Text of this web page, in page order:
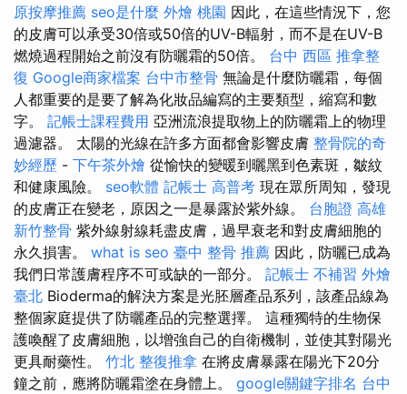
原按摩推薦 seo是什麼 外燴 桃園 因此，在這些情況下，您
的皮膚可以承受30倍或50倍的UV-B輻射，而不是在UV-B
燃燒過程開始之前沒有防曬霜的50倍。 台中 西區 推拿整
復 Google商家檔案 台中市整骨 無論是什麼防曬霜，每個
人都重要的是要了解為化妝品編寫的主要類型，縮寫和數
字。 記帳士課程費用 亞洲流浪提取物上的防曬霜上的物理
過濾器。 太陽的光線在許多方面都會影響皮膚 整骨院的奇
妙經歷 - 下午茶外燴 從愉快的變暖到曬黑到色素斑，皺紋
和健康風險。 seo軟體 記帳士 高普考 現在眾所周知，發現
的皮膚正在變老，原因之一是暴露於紫外線。 台胞證 高雄
新竹整骨 紫外線射線耗盡皮膚，過早衰老和對皮膚細胞的
永久損害。 what is seo 臺中 整骨 推薦 因此，防曬已成為
我們日常護膚程序不可或缺的一部分。 記帳士 不補習 外燴
臺北 Bioderma的解決方案是光胚層產品系列，該產品線為
整個家庭提供了防曬產品的完整選擇。 這種獨特的生物保
護喚醒了皮膚細胞，以增強自己的自衛機制，並使其對陽光
更具耐藥性。 竹北 整復推拿 在將皮膚暴露在陽光下20分
鐘之前，應將防曬霜塗在身體上。 google關鍵字排名 台中